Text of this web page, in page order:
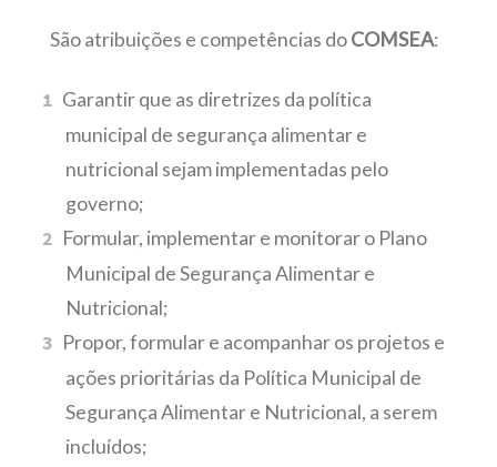
São atribuições e competências doCOMSEA:
Garantir que as diretrizes da política
municipal de segurança alimentar e
nutricional sejam implementadas pelo
governo;
Formular, implementar e monitorar o Plano
Municipal de Segurança Alimentar e
Nutricional;
Propor, formular e acompanhar os projetos e
ações prioritárias da Política Municipal de
Segurança Alimentar e Nutricional, a serem
incluídos;